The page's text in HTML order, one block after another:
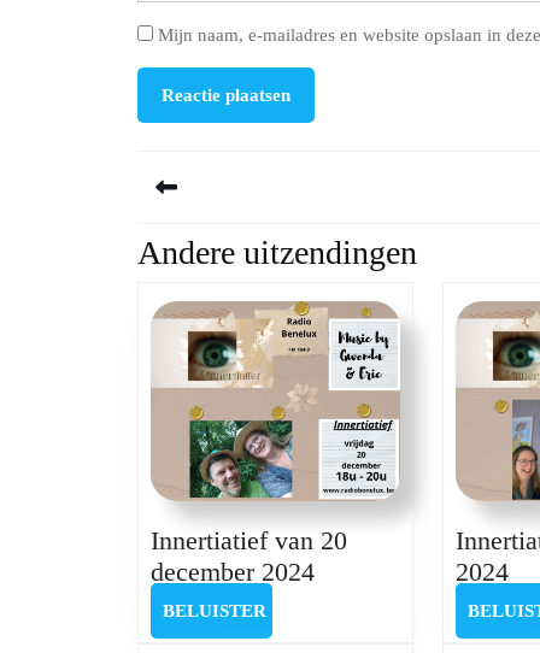
Mijn naam, e-mailadres en website opslaan in
Previous
Andere uitzendingen
Innertiatief van 20
december 2024Innertiatief
BELUISTER
2024
5